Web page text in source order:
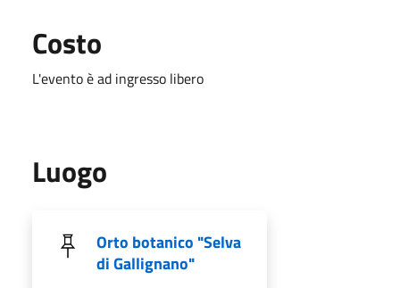
Costo
L'evento è ad ingresso libero
Luogo
Orto botanico "Selva
di Gallignano"